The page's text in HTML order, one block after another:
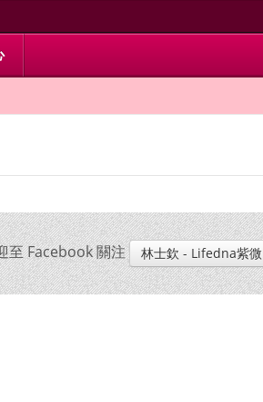
至 Facebook 關注 林士欽 - Lifedna紫微